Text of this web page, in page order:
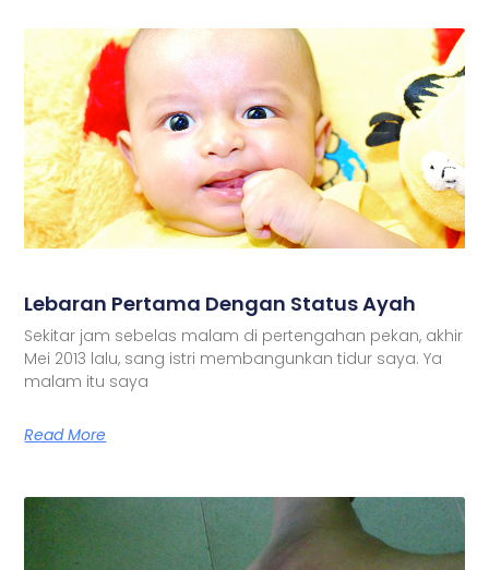
Lebaran Pertama Dengan Status Ayah
Sekitar jam sebelas malam di pertengahan pekan, akhir
Mei 2013 lalu, sang istri membangunkan tidur saya. Ya
malam itu saya
Read More